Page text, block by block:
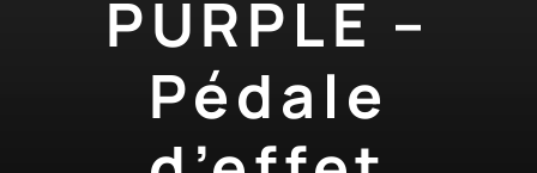
PURPLE –
Pédale